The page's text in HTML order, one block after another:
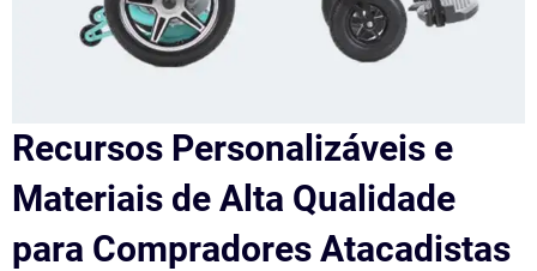
Recursos Personalizáveis e
Materiais de Alta Qualidade
para Compradores Atacadistas